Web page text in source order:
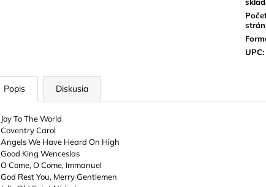
strán
UPC:
Popis Diskusia
Joy To The World
Coventry Carol
Angels We Have Heard On High
Good King Wenceslas
O Come, O Come, Immanuel
God Rest You, Merry Gentlemen